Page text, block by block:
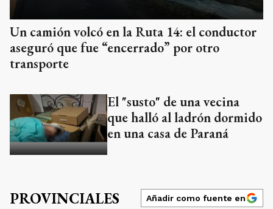
Un camión volcó en la Ruta 14: el conductor
aseguró que fue “encerrado” por otro
transporte
El "susto" de una vecina
que halló al ladrón dormido
en una casa de Paraná
PROVINCIALES Añadir como fuente en